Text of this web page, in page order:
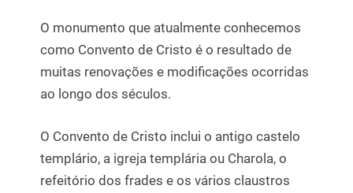
O monumento que atualmente conhecemos
como Convento de Cristo é o resultado de
muitas renovações e modificações ocorridas
ao longo dos séculos.
O Convento de Cristo inclui o antigo castelo
templário, a igreja templária ou Charola, o
refeitório dos frades e os vários claustros